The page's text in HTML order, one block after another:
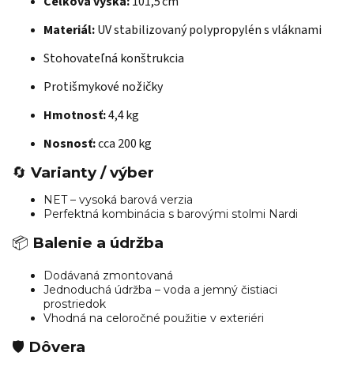
Materiál: UV stabilizovaný polypropylén s vláknami
Stohovateľná konštrukcia
Protišmykové nožičky
Hmotnosť: 4,4 kg
Nosnosť: cca 200 kg
🔄 Varianty / výber
NET – vysoká barová verzia
Perfektná kombinácia s barovými stolmi Nardi
📦 Balenie a údržba
Dodávaná zmontovaná
Jednoduchá údržba – voda a jemný čistiaci
prostriedok
Vhodná na celoročné použitie v exteriéri
🛡️ Dôvera